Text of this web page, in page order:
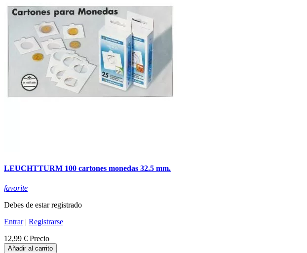
LEUCHTTURM 100 cartones monedas 32.5 mm.
favorite
Debes de estar registrado
Entrar| Registrarse
12,99 € Precio
Añadir al carrito